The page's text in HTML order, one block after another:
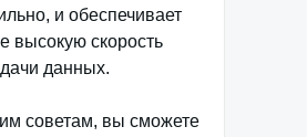
и обеспечивает
высокую скорость
данных.
советам, вы сможете